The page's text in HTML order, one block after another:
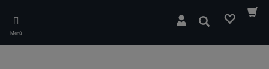
main
content
Menú
Buscar